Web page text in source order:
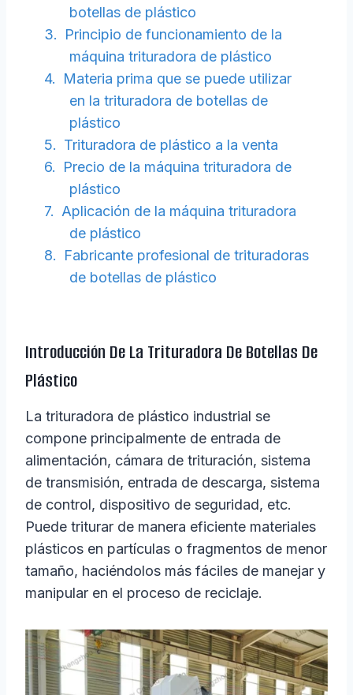
botellas de plástico
Principio de funcionamiento de la
máquina trituradora de plástico
Materia prima que se puede utilizar
en la trituradora de botellas de
plástico
Trituradora de plástico a la venta
Precio de la máquina trituradora de
plástico
Aplicación de la máquina trituradora
de plástico
Fabricante profesional de trituradoras
de botellas de plástico
Introducción De La Trituradora De Botellas De
Plástico
La trituradora de plástico industrial se
compone principalmente de entrada de
alimentación, cámara de trituración, sistema
de transmisión, entrada de descarga, sistema
de control, dispositivo de seguridad, etc.
Puede triturar de manera eficiente materiales
plásticos en partículas o fragmentos de menor
tamaño, haciéndolos más fáciles de manejar y
manipular en el proceso de reciclaje.